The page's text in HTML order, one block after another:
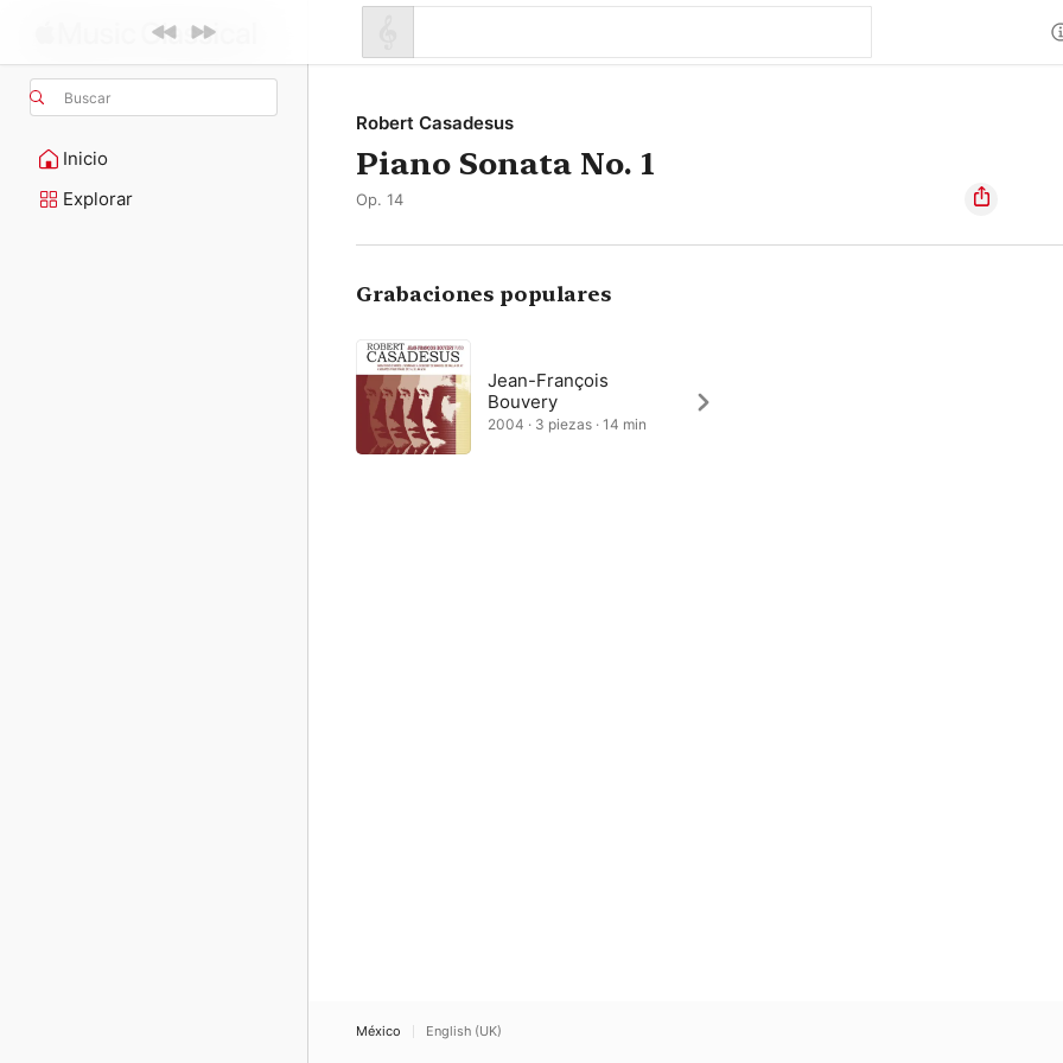
Buscar
Inicio
Explorar
Robert Casadesus
Piano Sonata No. 1
Op. 14
Grabaciones populares
Jean-François
Bouvery
2004 · 3 piezas · 14 min
México English (UK)